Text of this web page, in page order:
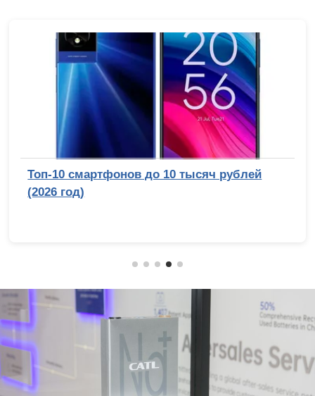
Топ-10 смартфонов до 10 тысяч рублей
(2026 год)